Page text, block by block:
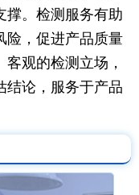
撑。检测服务有助
险，促进产品质量
观的检测立场，
结论，服务于产品